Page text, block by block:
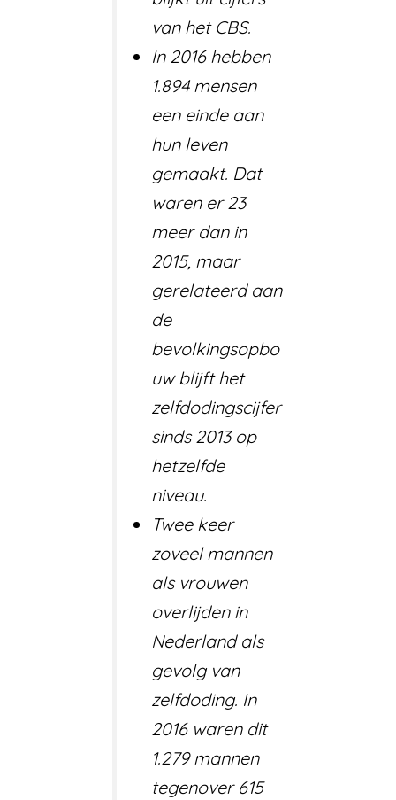
van het CBS.
In 2016 hebben
1.894 mensen
een einde aan
hun leven
gemaakt. Dat
waren er 23
meer dan in
2015, maar
gerelateerd aan
de
bevolkingsopbo
uw blijft het
zelfdodingscijfer
sinds 2013 op
hetzelfde
niveau.
Twee keer
zoveel mannen
als vrouwen
overlijden in
Nederland als
gevolg van
zelfdoding. In
2016 waren dit
1.279 mannen
tegenover 615